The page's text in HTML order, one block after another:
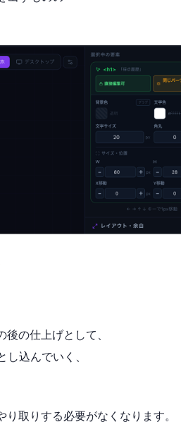
の仕上げとして、
込んでいく、
取りする必要がなくなります。